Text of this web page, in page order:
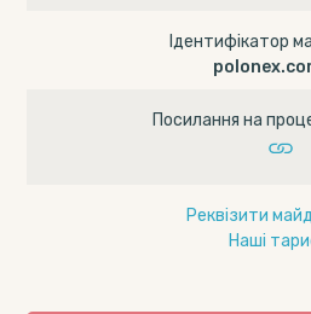
Ідентифікатор
Посилання на
Реквізити
Наші